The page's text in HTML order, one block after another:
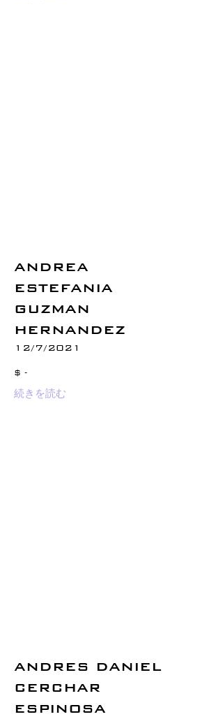
ANDREA
ESTEFANIA
GUZMAN
HERNANDEZ
12/7/2021
$ -
続きを読む
ANDRES DANIEL
CERCHAR
ESPINOSA